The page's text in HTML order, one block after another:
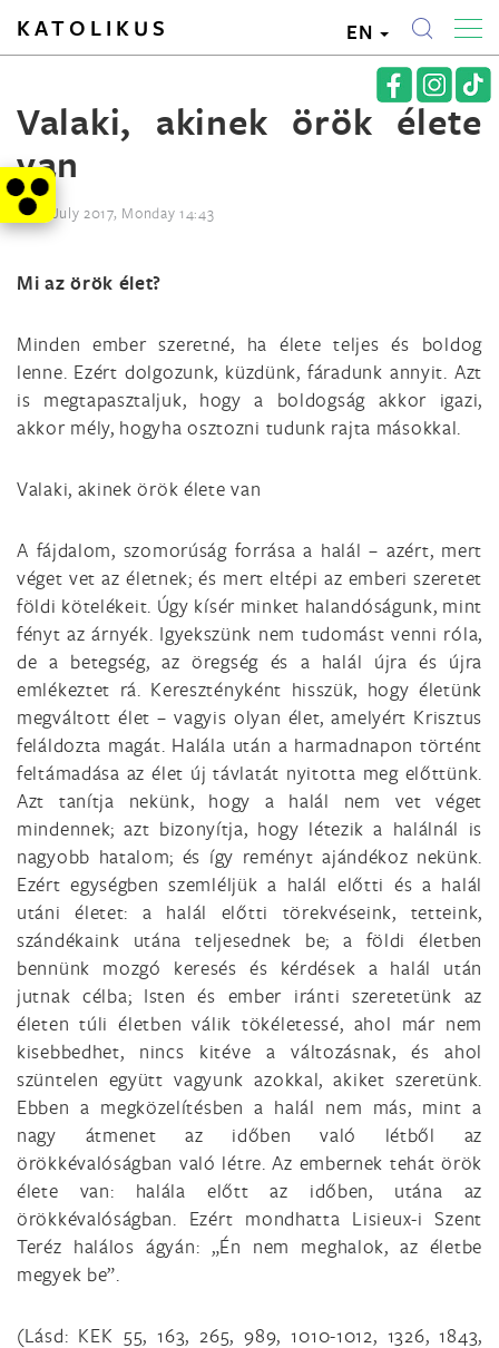
KATOLIKUS EN
Valaki, akinek örök élete
van
10th July 2017, Monday 14:43
Mi az örök élet?
Minden ember szeretné, ha élete teljes és boldog
lenne. Ezért dolgozunk, küzdünk, fáradunk annyit. Azt
is megtapasztaljuk, hogy a boldogság akkor igazi,
akkor mély, hogyha osztozni tudunk rajta másokkal.
Valaki, akinek örök élete van
A fájdalom, szomorúság forrása a halál – azért, mert
véget vet az életnek; és mert eltépi az emberi szeretet
földi kötelékeit. Úgy kísér minket halandóságunk, mint
fényt az árnyék. Igyekszünk nem tudomást venni róla,
de a betegség, az öregség és a halál újra és újra
emlékeztet rá. Keresztényként hisszük, hogy életünk
megváltott élet – vagyis olyan élet, amelyért Krisztus
feláldozta magát. Halála után a harmadnapon történt
feltámadása az élet új távlatát nyitotta meg előttünk.
Azt tanítja nekünk, hogy a halál nem vet véget
mindennek; azt bizonyítja, hogy létezik a halálnál is
nagyobb hatalom; és így reményt ajándékoz nekünk.
Ezért egységben szemléljük a halál előtti és a halál
utáni életet: a halál előtti törekvéseink, tetteink,
szándékaink utána teljesednek be; a földi életben
bennünk mozgó keresés és kérdések a halál után
jutnak célba; Isten és ember iránti szeretetünk az
életen túli életben válik tökéletessé, ahol már nem
kisebbedhet, nincs kitéve a változásnak, és ahol
szüntelen együtt vagyunk azokkal, akiket szeretünk.
Ebben a megközelítésben a halál nem más, mint a
nagy átmenet az időben való létből az
örökkévalóságban való létre. Az embernek tehát örök
élete van: halála előtt az időben, utána az
örökkévalóságban. Ezért mondhatta Lisieux-i Szent
Teréz halálos ágyán: „Én nem meghalok, az életbe
megyek be”.
(Lásd: KEK 55, 163, 265, 989, 1010-1012, 1326, 1843,